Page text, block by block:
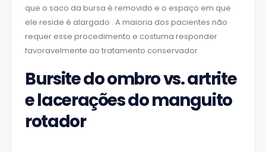
que o saco da bursa é removido e o espaço em que
ele reside é alargado . A maioria dos pacientes não
requer esse procedimento e costuma responder
favoravelmente ao tratamento conservador.
Bursite do ombro vs. artrite
e lacerações do manguito
rotador